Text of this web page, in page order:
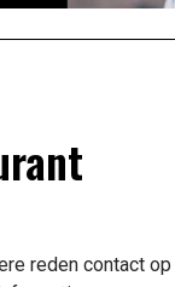
reden contact op